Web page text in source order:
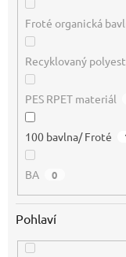
Froté organická
Recyklovaný
PES RPET materiál
100 bavlna/ Froté
BA 0
Pohlaví